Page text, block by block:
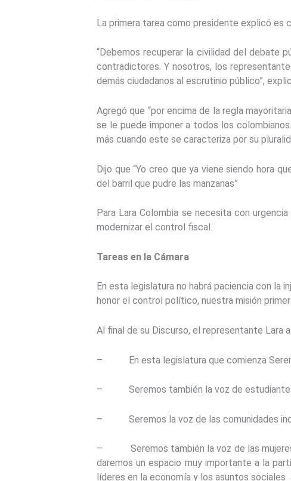
La primera tarea como presidente explicó es
“Debemos recuperar la civilidad del debate
contradictores. Y nosotros, los
demás ciudadanos al escrutinio público”,
Agregó que “por encima de la regla
se le puede imponer a todos los
más cuando este se caracteriza por su
Dijo que “Yo creo que ya viene siendo hora
del barril que pudre las manzanas”
Para Lara Colombia se necesita con
modernizar el control fiscal.
Tareas en la Cámara
En esta legislatura no habrá paciencia con la
honor el control político, nuestra misión
Al final de su Discurso, el representante Lara
– En esta legislatura que comienza
– Seremos también la voz de estudiantes
– Seremos la voz de las comunidades
– Seremos también la voz de las mujeres
daremos un espacio muy importante a la
líderes en la economía y los asuntos